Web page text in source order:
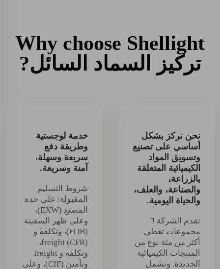
Why choose Shellight
تركيز السماد السائل?
نحن نركز بشكل
أساسي على تصنيع
وتسويق المواد
الكيميائية المتعلقة
بالزراعة،
والصناعة، والعلف،
والحياة اليومية.
تقدم الشركة ٦
مجموعات تغطي
أكثر من مئة نوع من
المنتجات الكيميائية
الجديدة. وتشمل
خدمة لوجستية
وطريقة دفع
سريعة وسهلة،
آمنة وسريعة.
شروط التسليم
المقبولة: على حدة
المصنع (EXW)،
وعلى ظهر السفينة
(FOB)، وتكلفة و
freight (CFR)،
وتكلفة و freight
وتأمين (CIF)، وعلى